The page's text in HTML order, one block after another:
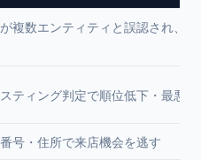
複数エンティティと誤認され、
ティング判定で順位低下・最悪
号・住所で来店機会を逃す